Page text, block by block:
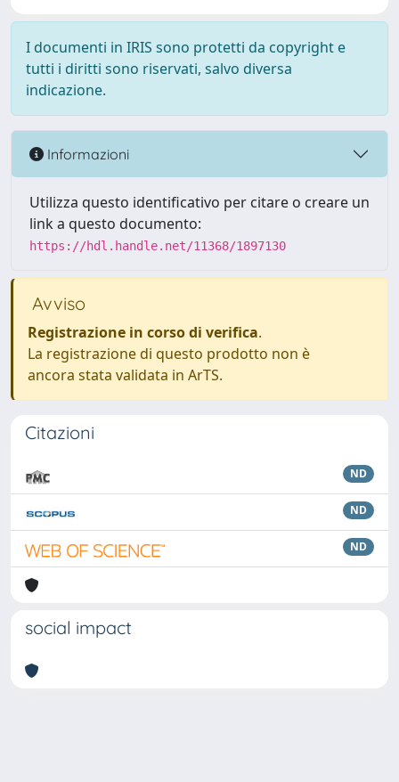
I documenti in IRIS sono protetti da copyright e
tutti i diritti sono riservati, salvo diversa
indicazione.
Informazioni
Utilizza questo identificativo per citare o creare un
link a questo documento:
https://hdl.handle.net/11368/1897130
Avviso
Registrazione in corso di verifica.
La registrazione di questo prodotto non è
ancora stata validata in ArTS.
Citazioni
ND
ND
ND
social impact